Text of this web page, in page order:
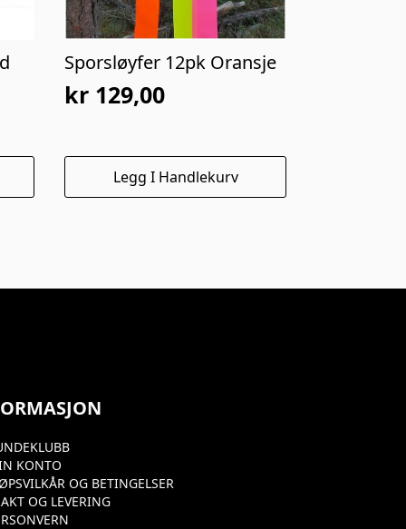
Sporsløyfer 12pk Oransje
kr 129,00
Legg I Handlekurv
KONTO
OG BETINGELSER
OG LEVERING